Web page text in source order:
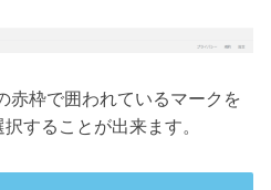
赤枠で囲われているマークを
することが出来ます。